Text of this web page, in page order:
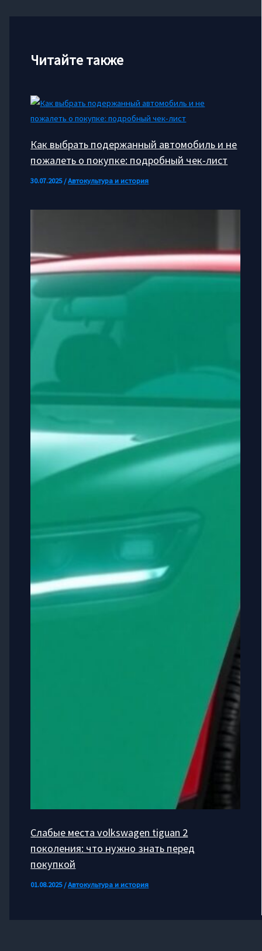
Читайте также
Как выбрать подержанный автомобиль и не
пожалеть о покупке: подробный чек-лист
30.07.2025/Автокультура и история
Слабые места volkswagen tiguan 2
поколения: что нужно знать перед
покупкой
01.08.2025/Автокультура и история